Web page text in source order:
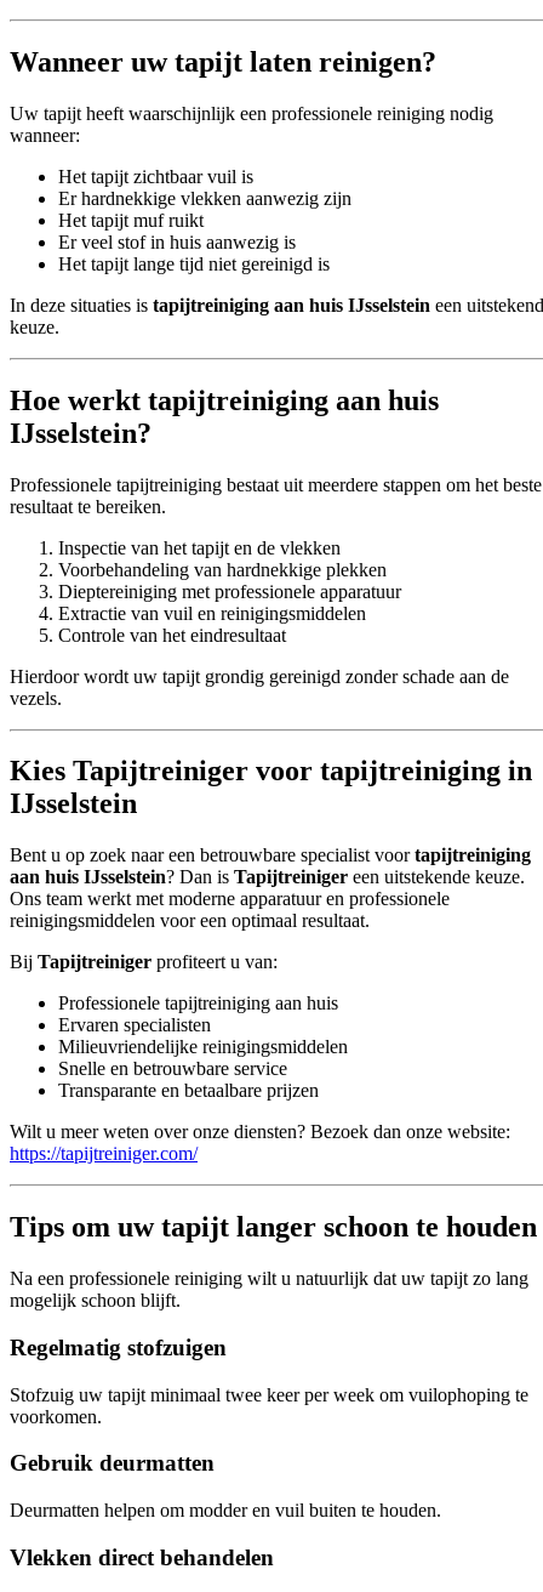
Wanneer uw tapijt laten reinigen?
Uw tapijt heeft waarschijnlijk een professionele reiniging nodig
wanneer:
Het tapijt zichtbaar vuil is
Er hardnekkige vlekken aanwezig zijn
Het tapijt muf ruikt
Er veel stof in huis aanwezig is
Het tapijt lange tijd niet gereinigd is
In deze situaties is tapijtreiniging aan huis IJsselstein een
keuze.
Hoe werkt tapijtreiniging aan huis
IJsselstein?
Professionele tapijtreiniging bestaat uit meerdere stappen om het beste
resultaat te bereiken.
Inspectie van het tapijt en de vlekken
Voorbehandeling van hardnekkige plekken
Dieptereiniging met professionele apparatuur
Extractie van vuil en reinigingsmiddelen
Controle van het eindresultaat
Hierdoor wordt uw tapijt grondig gereinigd zonder schade aan de
vezels.
Kies Tapijtreiniger voor tapijtreiniging in
IJsselstein
Bent u op zoek naar een betrouwbare specialist voortapijtreiniging
aan huis IJsselstein? Dan is Tapijtreiniger een uitstekende keuze.
Ons team werkt met moderne apparatuur en professionele
reinigingsmiddelen voor een optimaal resultaat.
Bij Tapijtreiniger profiteert u van:
Professionele tapijtreiniging aan huis
Ervaren specialisten
Milieuvriendelijke reinigingsmiddelen
Snelle en betrouwbare service
Transparante en betaalbare prijzen
Wilt u meer weten over onze diensten? Bezoek dan onze website:
https://tapijtreiniger.com/
Tips om uw tapijt langer schoon te houden
Na een professionele reiniging wilt u natuurlijk dat uw tapijt zo lang
mogelijk schoon blijft.
Regelmatig stofzuigen
Stofzuig uw tapijt minimaal twee keer per week om vuilophoping te
voorkomen.
Gebruik deurmatten
Deurmatten helpen om modder en vuil buiten te houden.
Vlekken direct behandelen